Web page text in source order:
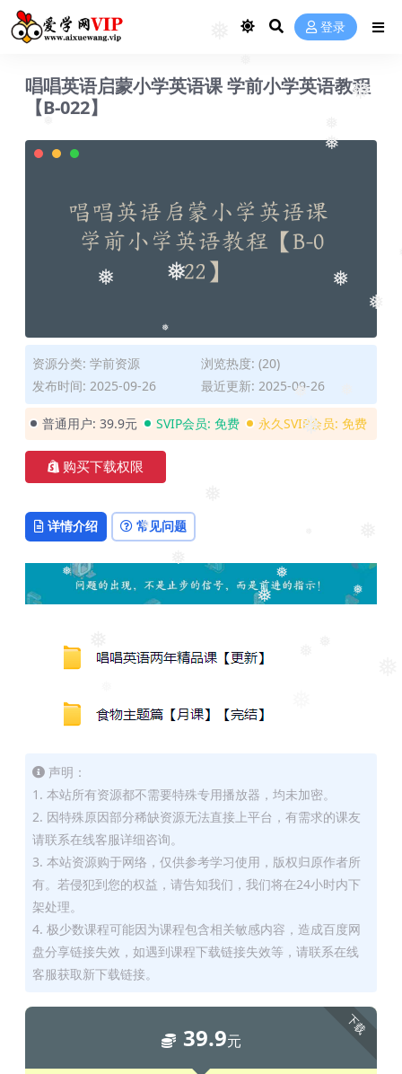
❅
❅
❅
❅
❅
❅
❅
❅
❅
❅
❅
❅
❅
❅
❅
❅
❅
登录
唱唱英语启蒙小学英语课 学前小学英语教程
【B-022】
资源分类: 学前资源
浏览热度: (20)
发布时间: 2025-09-26
最近更新: 2025-09-26
普通用户: 39.9元 SVIP会员: 免费 永久SVIP会员: 免费
购买下载权限
详情介绍 常见问题
声明：
1. 本站所有资源都不需要特殊专用播放器，均未加密。
2. 因特殊原因部分稀缺资源无法直接上平台，有需求的课友
请联系在线客服详细咨询。
3. 本站资源购于网络，仅供参考学习使用，版权归原作者所
有。若侵犯到您的权益，请告知我们，我们将在24小时内下
架处理。
4. 极少数课程可能因为课程包含相关敏感内容，造成百度网
盘分享链接失效，如遇到课程下载链接失效等，请联系在线
客服获取新下载链接。
下载
39.9元